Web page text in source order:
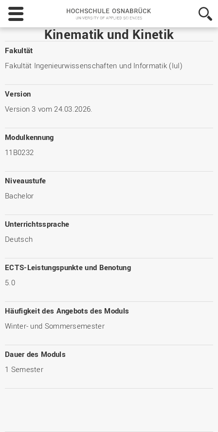
Hochschule
Osnabrück
-
University
Sciences
Kinematik und Kinetik
Fakultät
Fakultät Ingenieurwissenschaften und Informatik (IuI)
Version
Version 3 vom 24.03.2026.
Modulkennung
11B0232
Niveaustufe
Bachelor
Unterrichtssprache
Deutsch
ECTS-Leistungspunkte und Benotung
5.0
Häufigkeit des Angebots des Moduls
Winter- und Sommersemester
Dauer des Moduls
1 Semester